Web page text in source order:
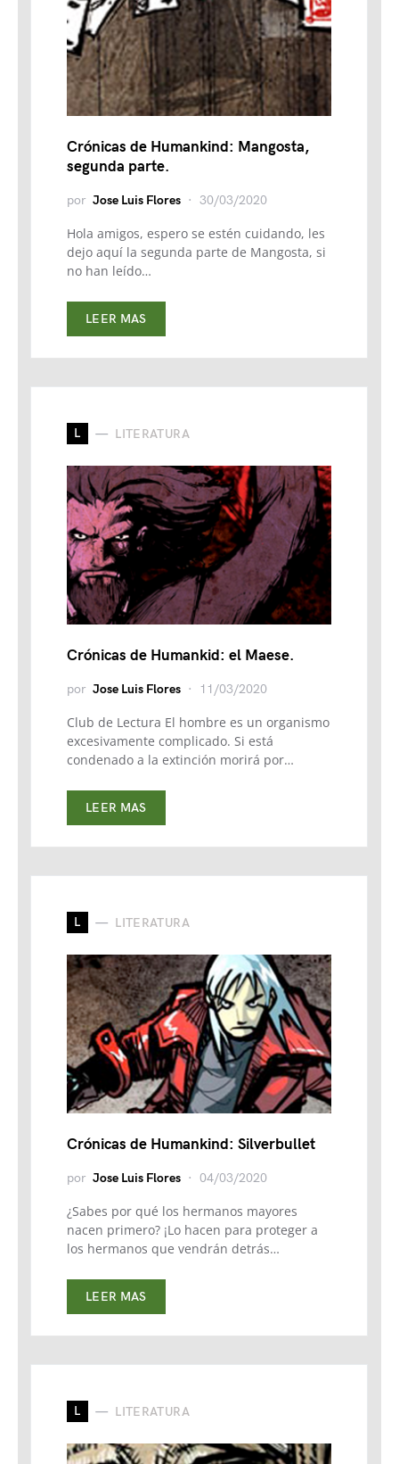
Crónicas de Humankind: Mangosta,
segunda parte.
por Jose Luis Flores 30/03/2020
Hola amigos, espero se estén cuidando, les
dejo aquí la segunda parte de Mangosta, si
no han leído…
LEER MAS
L LITERATURA
Crónicas de Humankid: el Maese.
por Jose Luis Flores 11/03/2020
Club de Lectura El hombre es un organismo
excesivamente complicado. Si está
condenado a la extinción morirá por…
LEER MAS
L LITERATURA
Crónicas de Humankind: Silverbullet
por Jose Luis Flores 04/03/2020
¿Sabes por qué los hermanos mayores
nacen primero? ¡Lo hacen para proteger a
los hermanos que vendrán detrás…
LEER MAS
L LITERATURA